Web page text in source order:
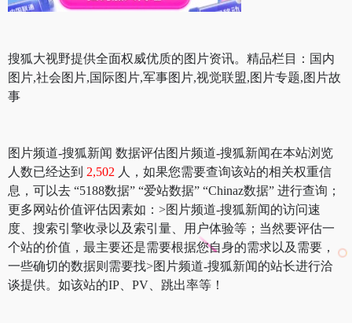
搜狐大视野提供全面权威优质的图片资讯。精品栏目：国内
图片,社会图片,国际图片,军事图片,视觉联盟,图片专题,图片故
事
图片频道-搜狐新闻 数据评估图片频道-搜狐新闻在本站浏览
人数已经达到 2,502 人，如果您需要查询该站的相关权重信
息，可以去 “5188数据” “爱站数据” “Chinaz数据” 进行查询；
更多网站价值评估因素如：>图片频道-搜狐新闻的访问速
度、搜索引擎收录以及索引量、用户体验等；当然要评估一
个站的价值，最主要还是需要根据您自身的需求以及需要，
一些确切的数据则需要找>图片频道-搜狐新闻的站长进行洽
谈提供。如该站的IP、PV、跳出率等！